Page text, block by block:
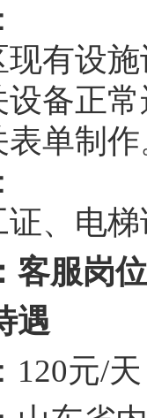
有设施
备正常
单制作
、电
客服岗
遇
120元/